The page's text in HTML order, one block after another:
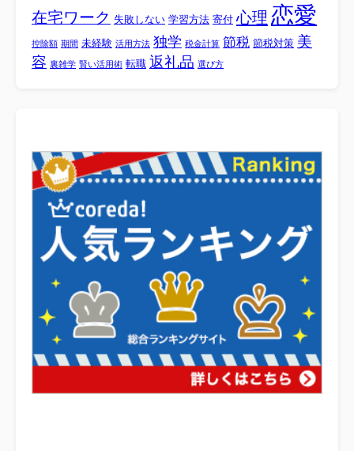
在宅ワーク 失敗しない 学習方法 寄付 心理 恋愛
控除額 期間 未経験 活用方法 独学 税金計算 節税 節税対策 美
容 裏雑学 賢い活用術 転職 返礼品 選び方